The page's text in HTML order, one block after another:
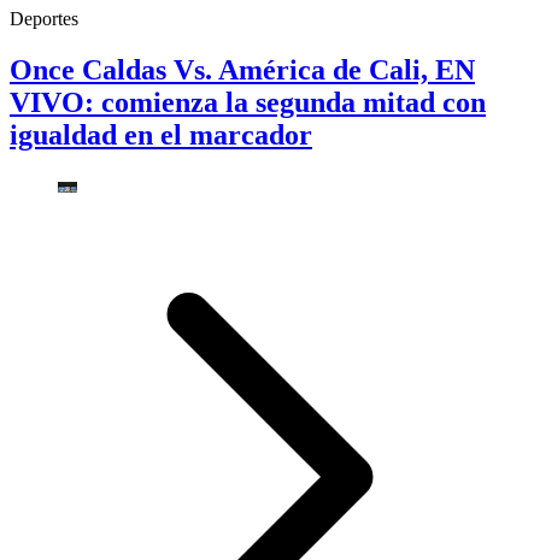
Deportes
Once Caldas Vs. América de Cali, EN
VIVO: comienza la segunda mitad con
igualdad en el marcador